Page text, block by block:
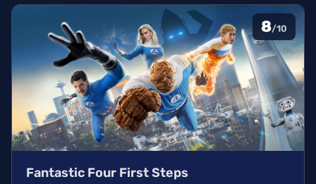
8/10
Fantastic Four First Steps